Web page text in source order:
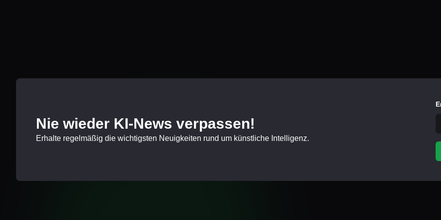
Nie wieder KI-News verpassen!
Erhalte regelmäßig die wichtigsten Neuigkeiten rund um künstliche Intelligenz.